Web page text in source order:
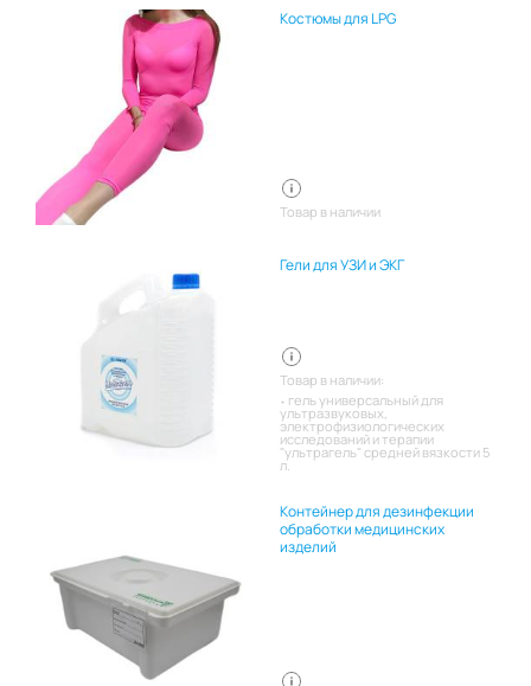
Костюмы для LPG
Товар в наличии
Гели для УЗИ и ЭКГ
Товар в наличии:
гель универсальный для
ультразвуковых,
электрофизиологических
исследований и терапии
"ультрагель" средней вязкости 5
л.
Контейнер для дезинфекции
обработки медицинских
изделий